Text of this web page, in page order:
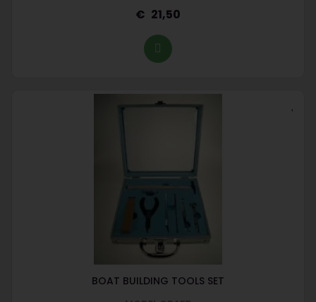
21,50
BOAT BUILDING TOOLS SET